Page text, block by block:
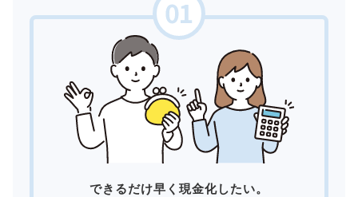
できるだけ早く現金化したい。